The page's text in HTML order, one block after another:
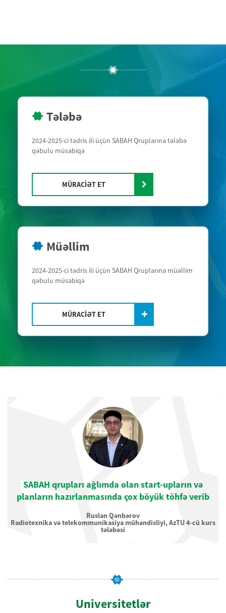
Tələbə
2024-2025-ci tədris ili üçün SABAH Qruplarına tələbə
qəbulu müsabiqə
MÜRACİƏT ET
Müəllim
2024-2025-ci tədris ili üçün SABAH Qruplarına müəllim
qəbulu müsabiqə
MÜRACİƏT ET
SABAH qrupları ağlımda olan start-upların və
planların hazırlanmasında çox böyük töhfə verib
Ruslan Qənbərov
Radiotexnika və telekommunikasiya mühəndisliyi, AzTU 4-cü kurs
tələbəsi
Universitetlər